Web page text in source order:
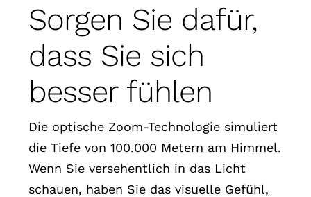
Sorgen Sie dafür,
dass Sie sich
besser fühlen
Die optische Zoom-Technologie simuliert
die Tiefe von 100.000 Metern am Himmel.
Wenn Sie versehentlich in das Licht
schauen, haben Sie das visuelle Gefühl,